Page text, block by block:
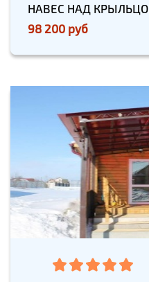
НАВЕС НАД
98 200 руб